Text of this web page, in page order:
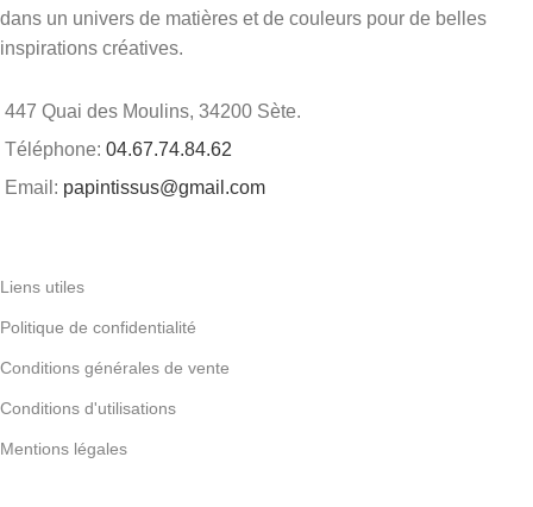
dans un univers de matières et de couleurs pour de belles
inspirations créatives.
447 Quai des Moulins, 34200 Sète.
Téléphone: 04.67.74.84.62
Email: papintissus@gmail.com
Liens utiles
Politique de confidentialité
Conditions générales de vente
Conditions d'utilisations
Mentions légales